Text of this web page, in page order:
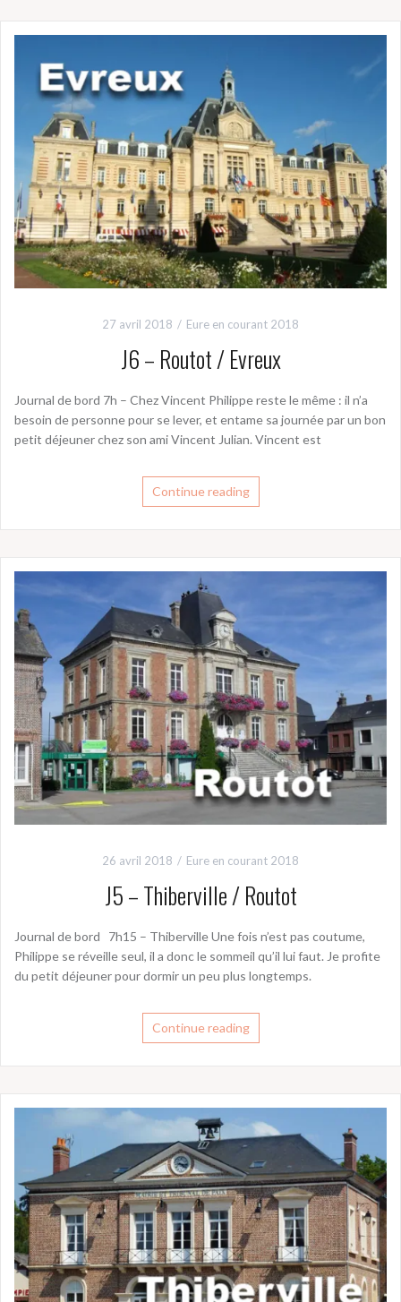
27 avril 2018 Eure en courant 2018
J6 – Routot / Evreux
Journal de bord 7h – Chez Vincent Philippe reste le même : il n’a
besoin de personne pour se lever, et entame sa journée par un bon
petit déjeuner chez son ami Vincent Julian. Vincent est
Continue reading
26 avril 2018 Eure en courant 2018
J5 – Thiberville / Routot
Journal de bord 7h15 – Thiberville Une fois n’est pas coutume,
Philippe se réveille seul, il a donc le sommeil qu’il lui faut. Je profite
du petit déjeuner pour dormir un peu plus longtemps.
Continue reading